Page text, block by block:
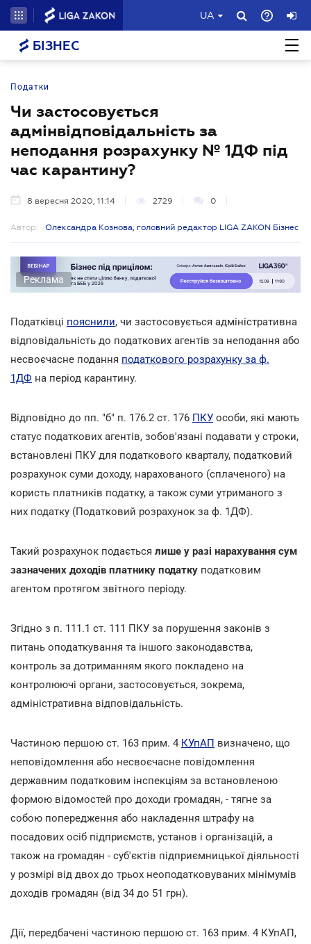
UA
БІЗНЕС
Податки
Чи застосовується
адмінвідповідальність за
неподання розрахунку № 1ДФ під
час карантину?
8 вересня 2020, 11:14 2729 0
Автор: Олександра Кознова, головний редактор LIGA ZAKON Бізнес
Реклама
Податківці пояснили, чи застосовується адміністративна
відповідальність до податкових агентів за неподання або
несвоєчасне подання податкового розрахунку за ф.
1ДФ на період карантину.
Відповідно до пп. "б" п. 176.2 ст. 176 ПКУ особи, які мають
статус податкових агентів, зобов'язані подавати у строки,
встановлені ПКУ для податкового кварталу, податковий
розрахунок суми доходу, нарахованого (сплаченого) на
користь платників податку, а також суми утриманого з
них податку (Податковий розрахунок за ф. 1ДФ).
Такий розрахунок подається лише у разі нарахування сум
зазначених доходів платнику податку податковим
агентом протягом звітного періоду.
Згідно з п. 111.1 ст. 111 ПКУ за порушення законів з
питань оподаткування та іншого законодавства,
контроль за дотриманням якого покладено на
контролюючі органи, застосовується, зокрема,
адміністративна відповідальність.
Частиною першою ст. 163 прим. 4 КУпАП визначено, що
неповідомлення або несвоєчасне повідомлення
державним податковим інспекціям за встановленою
формою відомостей про доходи громадян, - тягне за
собою попередження або накладення штрафу на
посадових осіб підприємств, установ і організацій, а
також на громадян - суб'єктів підприємницької діяльності
у розмірі від двох до трьох неоподатковуваних мінімумів
доходів громадян (від 34 до 51 грн).
Дії, передбачені частиною першою ст. 163 прим. 4 КУпАП,